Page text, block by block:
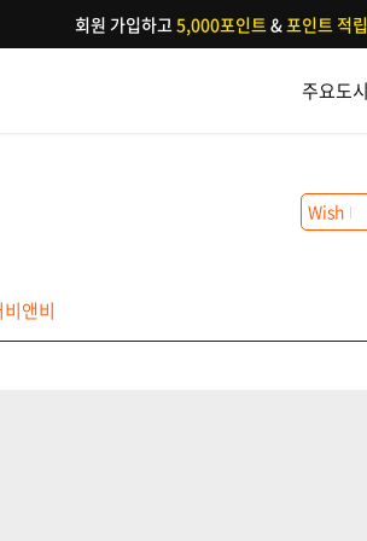
주요도시
회원 가입하고5,000포인트&포인트 적립
앤비
Wish